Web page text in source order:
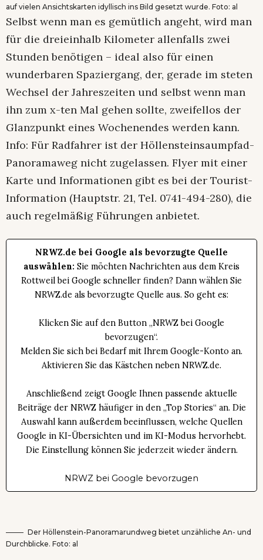
auf vielen Ansichtskarten idyllisch ins Bild gesetzt wurde. Foto: al
Selbst wenn man es gemütlich angeht, wird man
für die dreieinhalb Kilometer allenfalls zwei
Stunden benötigen – ideal also für einen
wunderbaren Spaziergang, der, gerade im steten
Wechsel der Jahreszeiten und selbst wenn man
ihn zum x-ten Mal gehen sollte, zweifellos der
Glanzpunkt eines Wochenendes werden kann.
Info: Für Radfahrer ist der Höllensteinsaumpfad-
Panoramaweg nicht zugelassen. Flyer mit einer
Karte und Informationen gibt es bei der Tourist-
Information (Hauptstr. 21, Tel. 0741-494-280), die
auch regelmäßig Führungen anbietet.
NRWZ.de bei Google als bevorzugte Quelle
auswählen: Sie möchten Nachrichten aus dem Kreis
Rottweil bei Google schneller finden? Dann wählen Sie
NRWZ.de als bevorzugte Quelle aus. So geht es:
Klicken Sie auf den Button „NRWZ bei Google
bevorzugen“.
Melden Sie sich bei Bedarf mit Ihrem Google-Konto an.
Aktivieren Sie das Kästchen neben NRWZ.de.
Anschließend zeigt Google Ihnen passende aktuelle
Beiträge der NRWZ häufiger in den „Top Stories“ an. Die
Auswahl kann außerdem beeinflussen, welche Quellen
Google in KI-Übersichten und im KI-Modus hervorhebt.
Die Einstellung können Sie jederzeit wieder ändern.
NRWZ bei Google bevorzugen
Der Höllenstein-Panoramarundweg bietet unzähliche An- und
Durchblicke. Foto: al